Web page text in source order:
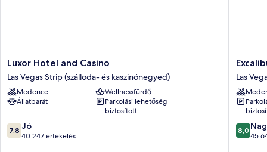
Luxor
Hotel
and
Casino
Las
Strip
(szálloda-
Luxor Hotel and Casino
Las Vegas Strip (szálloda- és kaszinónegyed)
Medence
Wellnessfürdő
Állatbarát
Parkolási lehetőség
biztosított
7.8
ennyiből:
7,8 Jó
40 247 értékelés
Hotel
&
Casino
Las
Vegas
Strip
Las
8.0
8,0
45